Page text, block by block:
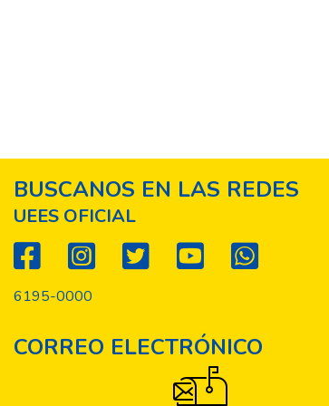
BUSCANOS EN LAS REDES
UEES OFICIAL
6195-0000
CORREO ELECTRÓNICO